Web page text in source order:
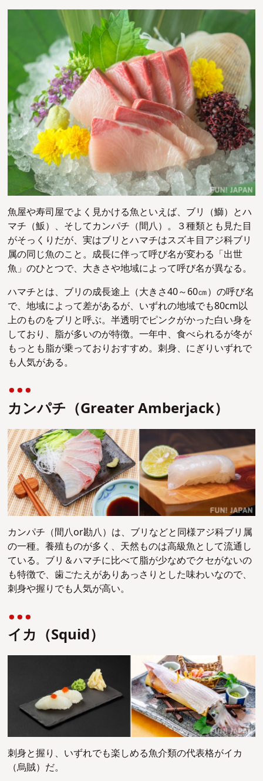
魚屋や寿司屋でよく見かける魚といえば、ブリ（鰤）とハ
マチ（魬）、そしてカンパチ（間八）。３種類とも見た目
がそっくりだが、実はブリとハマチはスズキ目アジ科ブリ
属の同じ魚のこと。成長に伴って呼び名が変わる「出世
魚」のひとつで、 大きさや地域によって呼び名が異なる。
ハマチとは、ブリの成長途上（大きさ40～60㎝）の呼び名
で、地域によって差があるが、いずれの地域でも80cm以
上のものをブリと呼ぶ。半透明でピンクがかった白い身を
しており、脂が多いのが特徴。一年中、食べられるが冬が
もっとも脂が乗っておりおすすめ。刺身、にぎりいずれで
も人気がある。
カンパチ（Greater Amberjack）
カンパチ（間八or勘八）は、ブリなどと同様アジ科ブリ属
の一種。養殖ものが多く、天然ものは高級魚として流通し
ている。 ブリ＆ハマチに比べて脂が少なめでクセがないの
も特徴で、歯ごたえがありあっさりとした味わいなので、
刺身や握りでも人気が高い。
イカ（Squid）
刺身と握り、いずれでも楽しめる魚介類の代表格がイカ
（烏賊）だ。